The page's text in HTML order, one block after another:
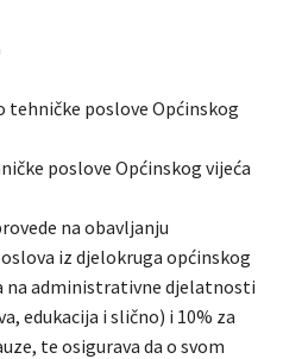
poslove Općinskog
poslove Općinskog vijeća
na obavljanju
iz djelokruga općinskog
na administrativne djelatnosti
edukacija i slično) i 10% za
te osigurava da o svom